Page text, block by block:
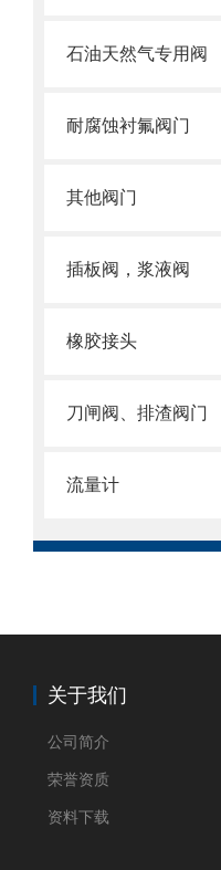
石油天然气专用阀
耐腐蚀衬氟阀门
其他阀门
插板阀，浆液阀
橡胶接头
刀闸阀、排渣阀门
流量计
关于我们
公司简介
荣誉资质
资料下载